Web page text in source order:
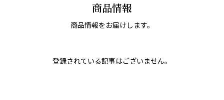
商品情報
商品情報をお届けします。
登録されている記事はございません。